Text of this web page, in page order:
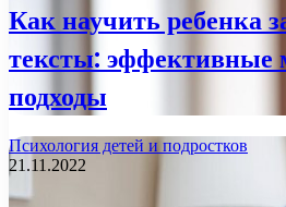
Как научить ребенка
тексты: эффективные
подходы
Психология детей и подростков
21.11.2022